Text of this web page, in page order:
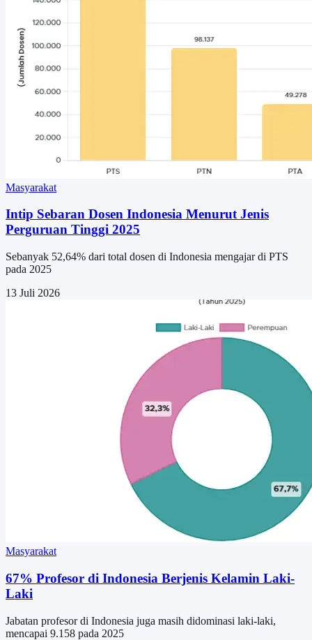
Masyarakat
Intip Sebaran Dosen Indonesia Menurut Jenis
Perguruan Tinggi 2025
Sebanyak 52,64% dari total dosen di Indonesia mengajar di PTS
pada 2025
13 Juli 2026
Masyarakat
67% Profesor di Indonesia Berjenis Kelamin Laki-
Laki
Jabatan profesor di Indonesia juga masih didominasi laki-laki,
mencapai 9.158 pada 2025